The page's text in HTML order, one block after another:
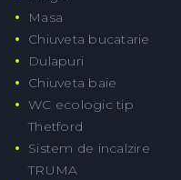
Masa
Chiuveta bucatarie
Dulapuri
Chiuveta baie
WC ecologic tip
Thetford
Sistem de incalzire
TRUMA